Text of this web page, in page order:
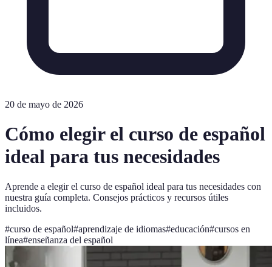
20 de mayo de 2026
Cómo elegir el curso de español
ideal para tus necesidades
Aprende a elegir el curso de español ideal para tus necesidades con
nuestra guía completa. Consejos prácticos y recursos útiles
incluidos.
#curso de español#aprendizaje de idiomas#educación#cursos en
línea#enseñanza del español